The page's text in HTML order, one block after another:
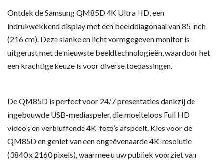
Ontdek de Samsung QM85D 4K Ultra HD, een
indrukwekkend display met een beelddiagonaal van 85 inch
(216 cm). Deze slanke en licht vormgegeven monitor is
uitgerust met de nieuwste beeldtechnologieën, waardoor het
een krachtige keuze is voor diverse toepassingen.
De QM85D is perfect voor 24/7 presentaties dankzij de
ingebouwde USB-mediaspeler, die moeiteloos Full HD
video’s en verbluffende 4K-foto’s afspeelt. Kies voor de
QM85D en geniet van een ongeëvenaarde 4K-resolutie
(3840 x 2160 pixels), waarmee u uw publiek voorziet van